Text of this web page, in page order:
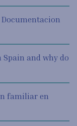
and why do
familiar en